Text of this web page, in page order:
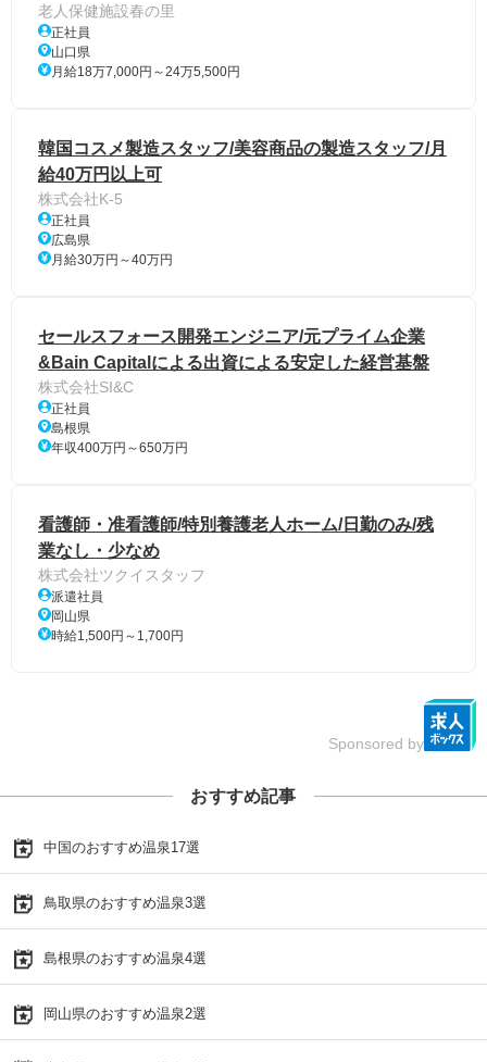
老人保健施設春の里
正社員
山口県
月給18万7,000円～24万5,500円
韓国コスメ製造スタッフ/美容商品の製造スタッフ/月
給40万円以上可
株式会社K-5
正社員
広島県
月給30万円～40万円
セールスフォース開発エンジニア/元プライム企業
&Bain Capitalによる出資による安定した経営基盤
株式会社SI&C
正社員
島根県
年収400万円～650万円
看護師・准看護師/特別養護老人ホーム/日勤のみ/残
業なし・少なめ
株式会社ツクイスタッフ
派遣社員
岡山県
時給1,500円～1,700円
Sponsored by
おすすめ記事
中国のおすすめ温泉17選
鳥取県のおすすめ温泉3選
島根県のおすすめ温泉4選
岡山県のおすすめ温泉2選